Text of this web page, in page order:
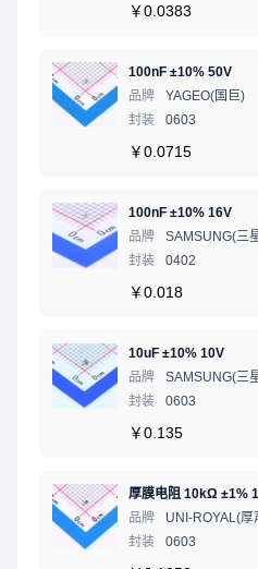
￥0.0383
100nF ±10% 50V
品牌
YAGEO(国巨)
封装
0603
￥0.0715
100nF ±10% 16V
品牌
SAMSUNG(三
封装
0402
￥0.018
10uF ±10% 10V
品牌
SAMSUNG(三
封装
0603
￥0.135
厚膜电阻 10kΩ ±1%
品牌
UNI-ROYAL(厚
封装
0603